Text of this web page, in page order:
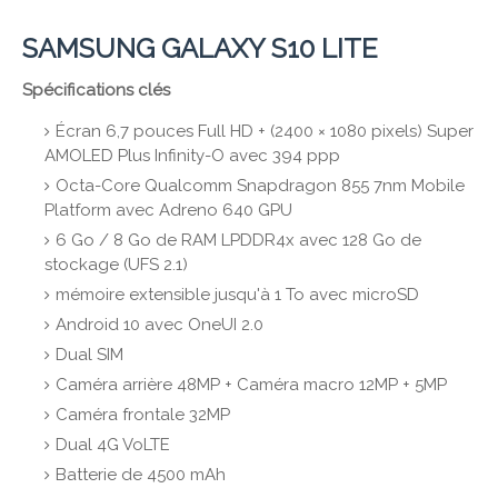
SAMSUNG GALAXY S10 LITE
Spécifications clés
Écran 6,7 pouces Full HD + (2400 × 1080 pixels) Super
AMOLED Plus Infinity-O avec 394 ppp
Octa-Core Qualcomm Snapdragon 855 7nm Mobile
Platform avec Adreno 640 GPU
6 Go / 8 Go de RAM LPDDR4x avec 128 Go de
stockage (UFS 2.1)
mémoire extensible jusqu'à 1 To avec microSD
Android 10 avec OneUI 2.0
Dual SIM
Caméra arrière 48MP + Caméra macro 12MP + 5MP
Caméra frontale 32MP
Dual 4G VoLTE
Batterie de 4500 mAh